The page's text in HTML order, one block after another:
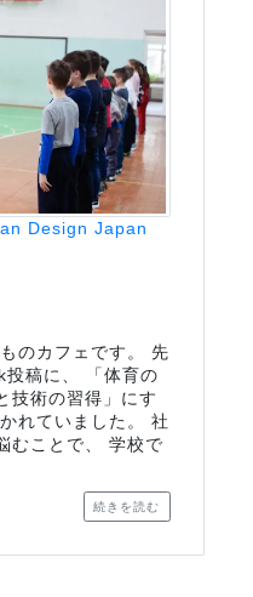
Design Japan
のカフェです。 先
稿に、 「体育の
技術の習得」にす
れていました。 社
むことで、 学校で
続きを読む